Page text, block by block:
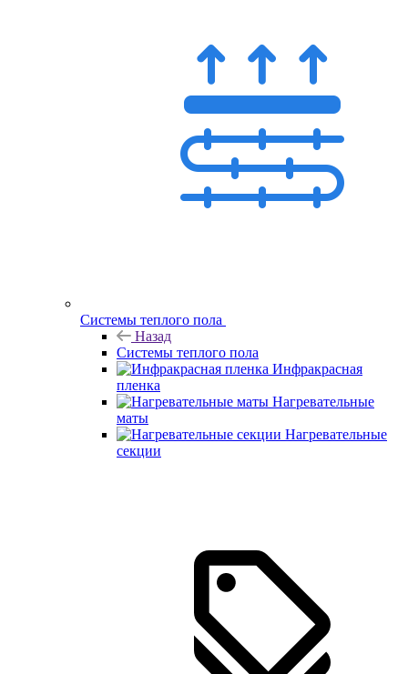
Системы теплого пола
Назад
Системы теплого пола
Инфракрасная
пленка
Нагревательные
маты
Нагревательные
секции